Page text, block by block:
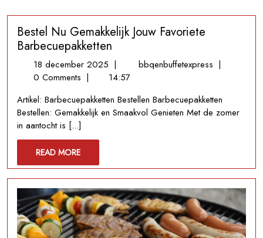
Bestel Nu Gemakkelijk Jouw Favoriete
Barbecuepakketten
18 december 2025 18
december
| bbqenbuffetexpress Bestel
Jouw
Favoriete
|
0 Comments |
14:57
Artikel: Barbecuepakketten Bestellen Barbecuepakketten
Bestellen: Gemakkelijk en Smaakvol Genieten Met de zomer
in aantocht is [...]
READ MOREREAD
MORE